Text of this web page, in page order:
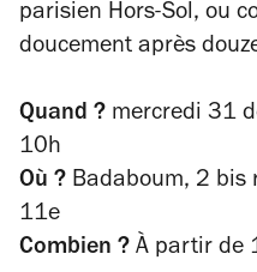
parisien Hors-Sol, ou
doucement après
Quand ? mercredi 31
10h
Où ? Badaboum, 2 bis
11e
Combien ? À partir de